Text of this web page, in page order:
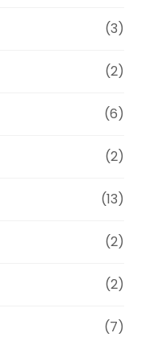
(3)
(2)
(6)
(2)
(13)
(2)
(2)
(7)